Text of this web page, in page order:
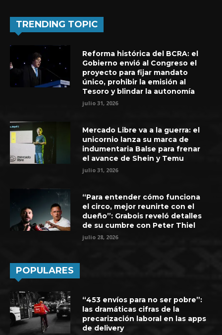
TRENDING TOPIC
Reforma histórica del BCRA: el
Gobierno envió al Congreso el
proyecto para fijar mandato
único, prohibir la emisión al
Tesoro y blindar la autonomía
julio 31, 2026
Mercado Libre va a la guerra: el
unicornio lanza su marca de
indumentaria Balse para frenar
el avance de Shein y Temu
julio 31, 2026
“Para entender cómo funciona
el circo, mejor reunirte con el
dueño”: Grabois reveló detalles
de su cumbre con Peter Thiel
julio 28, 2026
POPULARES
“453 envíos para no ser pobre”:
las dramáticas cifras de la
precarización laboral en las apps
de delivery